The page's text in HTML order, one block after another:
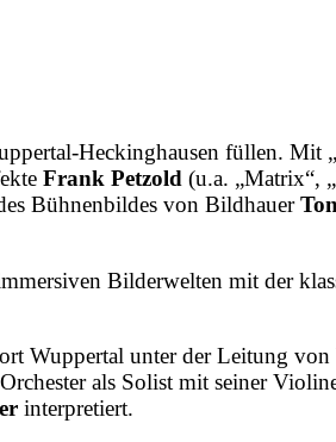
Heckinghausen füllen. Mit
Frank Petzold (u.a. „Matrix“,
Bühnenbildes von Bildhauer
Bilderwelten mit der
Wuppertal unter der Leitung von
als Solist mit seiner
interpretiert.